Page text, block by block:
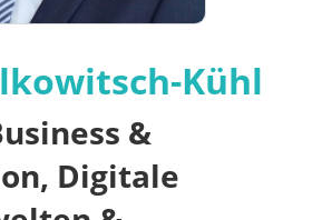
Kühl
&
Digitale